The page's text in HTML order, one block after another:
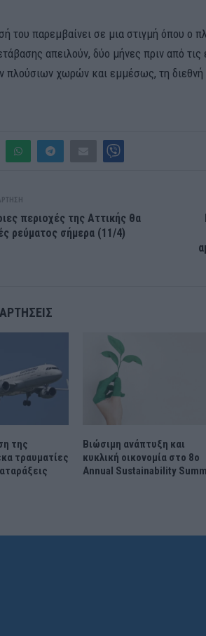
του παρεμβαίνει σε μια στιγμή όπου ο
απειλούν, δύο μήνες πριν από
πλούσιων χωρών και εμμέσως, τη διεθνή
περιοχές της Αττικής θα
ρεύματος σήμερα (11/4)
της
τραυματίες
Βιώσιμη ανάπτυξη και
κυκλική οικονομία στο 8ο
Annual Sustainability